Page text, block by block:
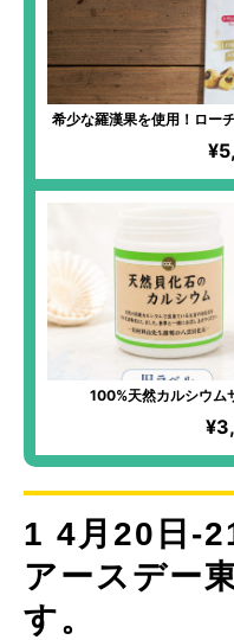
希少な羅漢果を使用！ロー
100%天然カルシウム
1 4月20日-
アースデー
す。